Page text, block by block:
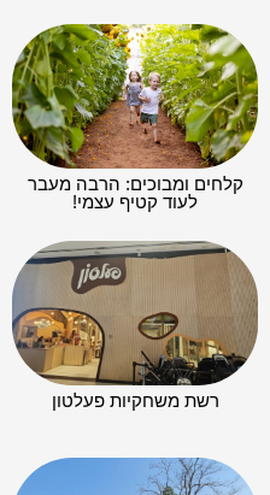
קלחים ומבוכים: הרבה מעבר
לעוד קטיף עצמי!
רשת משחקיות פעלטון